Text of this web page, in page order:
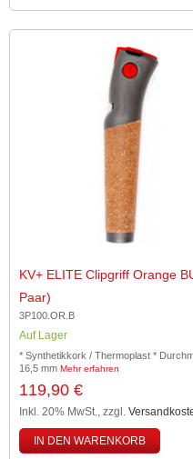
KV+ ELITE Clipgriff Orange
Paar)
3P100.OR.B
Auf Lager
* Synthetikkork / Thermoplast *
16,5 mm Mehr erfahren
119,90 €
Inkl. 20% MwSt., zzgl.
IN DEN WARENKORB